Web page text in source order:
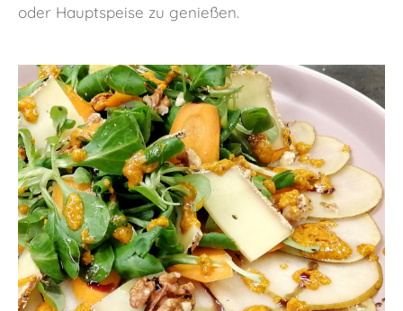
oder Hauptspeise zu genießen.